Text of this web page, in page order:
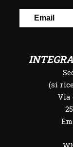
(si
Via